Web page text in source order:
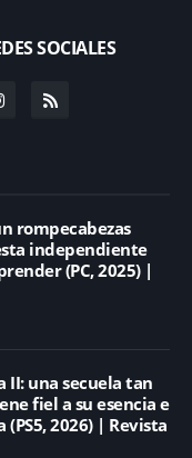
SOCIALES
rompecabezas
independiente
(PC, 2025) |
II: una secuela tan
fiel a su esencia e
2026) | Revista